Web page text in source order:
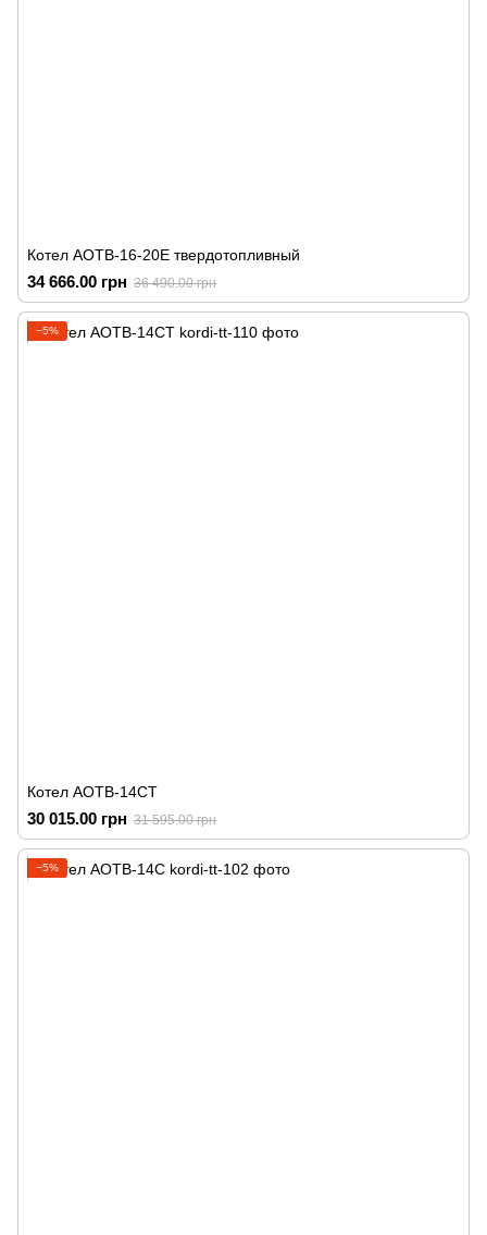
Котел АОТВ-16-20Е твердотопливный
34 666.00 грн 36 490.00 грн
−5%
Котел АОТВ-14СТ
30 015.00 грн 31 595.00 грн
−5%